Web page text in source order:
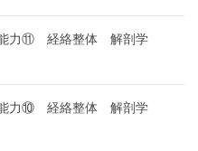
力⑪ 経絡整体 解剖学
力⑩ 経絡整体 解剖学